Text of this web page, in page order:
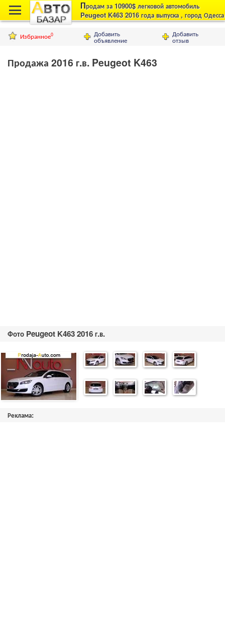
Продам за 10900$ легковой автомобиль
Peugeot K463 2016 года выпуска , город Одесса
Добавить
отзыв
Добавить
объявление
Избранное0
Продажа 2016 г.в. Peugeot K463
Фото Peugeot K463 2016 г.в.
Реклама: